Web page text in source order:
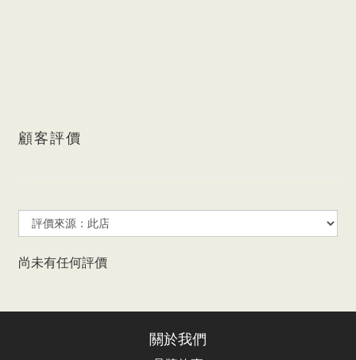
顧客評價
尚未有任何評價
關於我們